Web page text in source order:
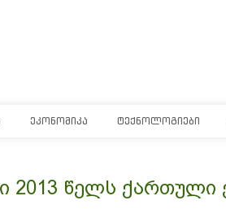
ᲔᲙᲝᲜᲝᲛᲘᲙᲐ ᲢᲔᲥᲜᲝᲚᲝᲒᲘᲔᲑᲘ
2013 წელს ქართული